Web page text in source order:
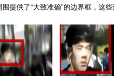
提供了“大致准确”的边界框，这